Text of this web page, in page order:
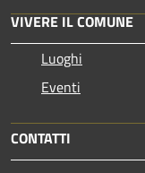
VIVERE IL COMUNE
Luoghi
Eventi
CONTATTI